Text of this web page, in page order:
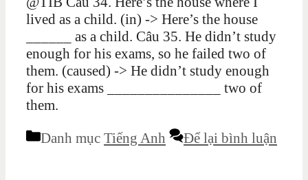
lived as a child. (in) -> Here’s the house
______ as a child. Câu 35. He didn’t study
enough for his exams, so he failed two of
them. (caused) -> He didn’t study enough
for his exams _______________ two of
them.
Danh mục Tiếng Anh Để lại bình luận